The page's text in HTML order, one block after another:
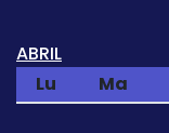
ABRIL
Lu
Ma